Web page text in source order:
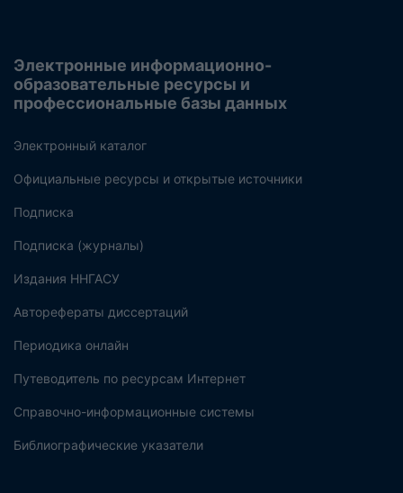
Электронные информационно-
образовательные ресурсы и
профессиональные базы данных
Электронный каталог
Официальные ресурсы и открытые источники
Подписка
Подписка (журналы)
Издания ННГАСУ
Авторефераты диссертаций
Периодика онлайн
Путеводитель по ресурсам Интернет
Справочно-информационные системы
Библиографические указатели